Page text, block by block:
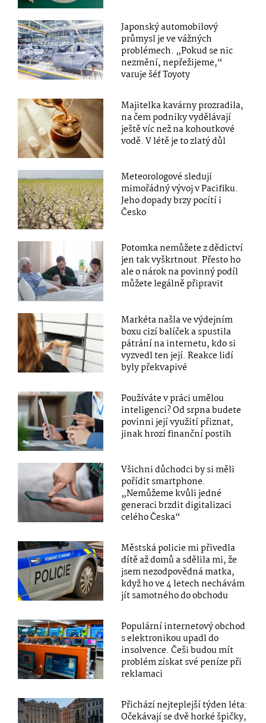
Japonský automobilový
průmysl je ve vážných
problémech. „Pokud se nic
nezmění, nepřežijeme,“
varuje šéf Toyoty
Majitelka kavárny prozradila,
na čem podniky vydělávají
ještě víc než na kohoutkové
vodě. V létě je to zlatý důl
Meteorologové sledují
mimořádný vývoj v Pacifiku.
Jeho dopady brzy pocítí i
Česko
Potomka nemůžete z dědictví
jen tak vyškrtnout. Přesto ho
ale o nárok na povinný podíl
můžete legálně připravit
Markéta našla ve výdejním
boxu cizí balíček a spustila
pátrání na internetu, kdo si
vyzvedl ten její. Reakce lidí
byly překvapivé
Používáte v práci umělou
inteligenci? Od srpna budete
povinni její využití přiznat,
jinak hrozí finanční postih
Všichni důchodci by si měli
pořídit smartphone.
„Nemůžeme kvůli jedné
generaci brzdit digitalizaci
celého Česka“
Městská policie mi přivedla
dítě až domů a sdělila mi, že
jsem nezodpovědná matka,
když ho ve 4 letech nechávám
jít samotného do obchodu
Populární internetový obchod
s elektronikou upadl do
insolvence. Češi budou mít
problém získat své peníze při
reklamaci
Přichází nejteplejší týden léta:
Očekávají se dvě horké špičky,